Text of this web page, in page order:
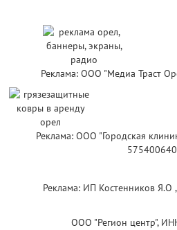
Реклама: ООО "Медиа Траст
Реклама: ООО "Городская
Реклама: ИП Костенников
ООО "Регион центр",